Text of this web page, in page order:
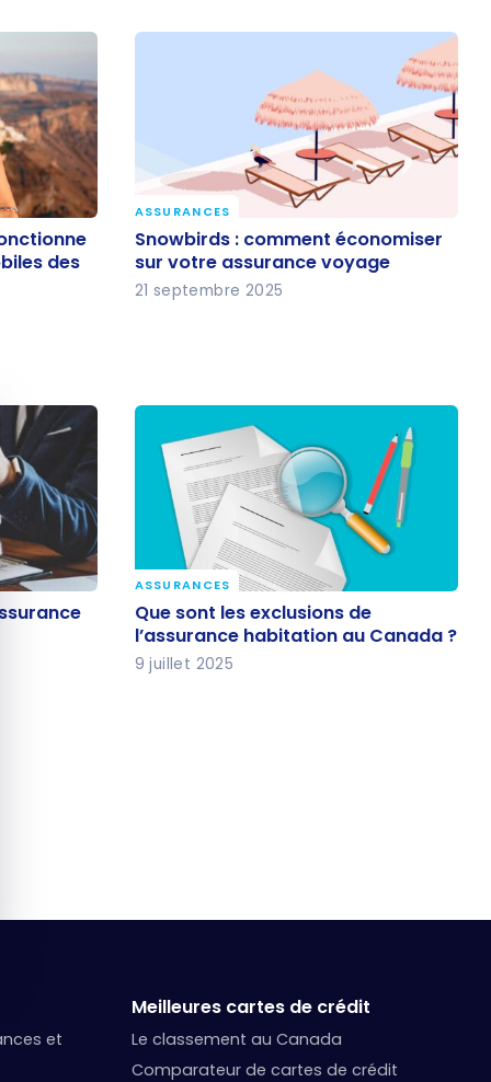
le bandeau des cookies
des
Snowbirds : comment
économiser sur votre assurance
voyage
ASSURANCES
Snowbirds : comment économiser
sur votre assurance voyage
21 septembre 2025
Que sont les exclusions de
l’assurance habitation au
Canada ?
ASSURANCES
Que sont les exclusions de
l’assurance habitation au Canada ?
9 juillet 2025
et
Meilleures cartes de crédit
Le classement au Canada
Comparateur de cartes de crédit